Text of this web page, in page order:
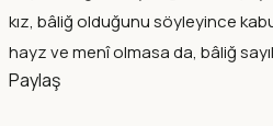
kız, bâliğ olduğunu söyleyince
hayz ve menî olmasa da, bâliğ
Paylaş